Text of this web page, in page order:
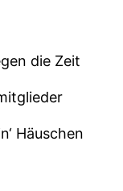
die Zeit
Häuschen